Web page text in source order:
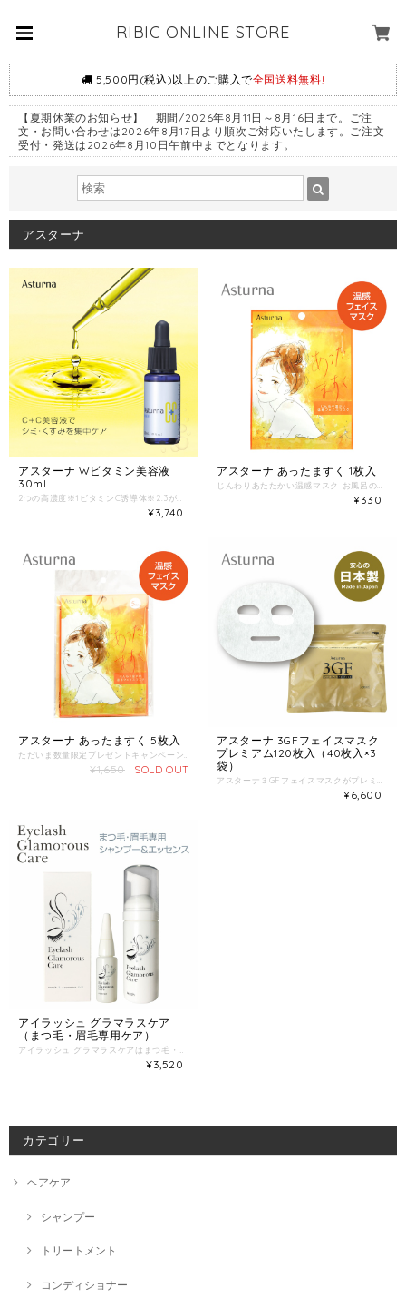
RIBIC ONLINE STORE
5,500円(税込)以上のご購入で全国送料無料!
【夏期休業のお知らせ】 期間/2026年8月11日～8月16日まで。ご注
文・お問い合わせは2026年8月17日より順次ご対応いたします。ご注文
受付・発送は2026年8月10日午前中までとなります。
アスターナ
アスターナ Wビタミン美容液
30mL
¥3,740
アスターナ あったますく 1枚入
¥330
アスターナ あったますく 5枚入
¥1,650 SOLD OUT
アスターナ 3GFフェイスマスク
プレミアム120枚入（40枚入×3
袋）
¥6,600
アイラッシュ グラマラスケア
（まつ毛・眉毛専用ケア）
¥3,520
カテゴリー
ヘアケア
シャンプー
トリートメント
コンディショナー